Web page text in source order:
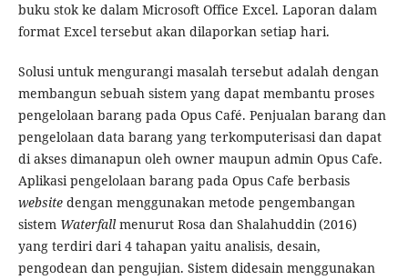
buku stok ke dalam Microsoft Office Excel. Laporan dalam
format Excel tersebut akan dilaporkan setiap hari.
Solusi untuk mengurangi masalah tersebut adalah dengan
membangun sebuah sistem yang dapat membantu proses
pengelolaan barang pada Opus Café. Penjualan barang dan
pengelolaan data barang yang terkomputerisasi dan dapat
di akses dimanapun oleh owner maupun admin Opus Cafe.
Aplikasi pengelolaan barang pada Opus Cafe berbasis
website dengan menggunakan metode pengembangan
sistem Waterfall menurut Rosa dan Shalahuddin (2016)
yang terdiri dari 4 tahapan yaitu analisis, desain,
pengodean dan pengujian. Sistem didesain menggunakan